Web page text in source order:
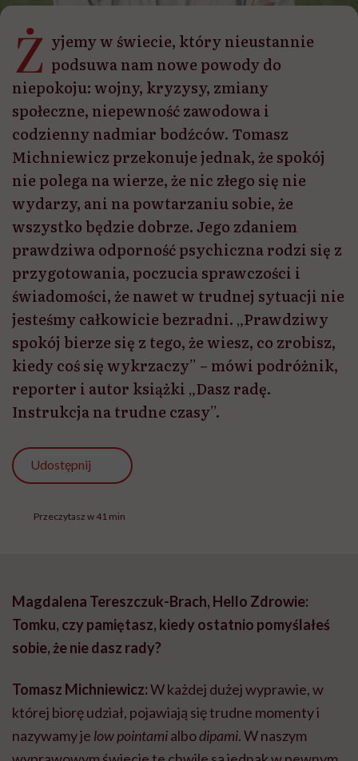
Ż yjemy w świecie, który nieustannie
podsuwa nam nowe powody do
niepokoju: wojny, kryzysy, zmiany
społeczne, niepewność zawodowa i
codzienny nadmiar bodźców. Tomasz
Michniewicz przekonuje jednak, że spokój
nie polega na wierze, że nic złego się nie
wydarzy, ani na powtarzaniu sobie, że
wszystko będzie dobrze. Jego zdaniem
prawdziwa odporność psychiczna rodzi się z
przygotowania, poczucia sprawczości i
świadomości, że nawet w trudnej sytuacji nie
jesteśmy całkowicie bezradni. „Prawdziwy
spokój bierze się z tego, że wiesz, co zrobisz,
kiedy coś się wykrzaczy” – mówi podróżnik,
reporter i autor książki „Dasz radę.
Instrukcja na trudne czasy”.
Udostępnij
Przeczytasz w 41 min
Magdalena Tereszczuk-Brach, Hello Zdrowie:
Tomku, czy pamiętasz, kiedy ostatnio pomyślałeś
sobie, że nie dasz rady?
Tomasz Michniewicz:W każdej dużej wyprawie, w
której biorę udział, pojawiają się trudne momenty i
nazywamy je low pointamialbodipami. W naszym